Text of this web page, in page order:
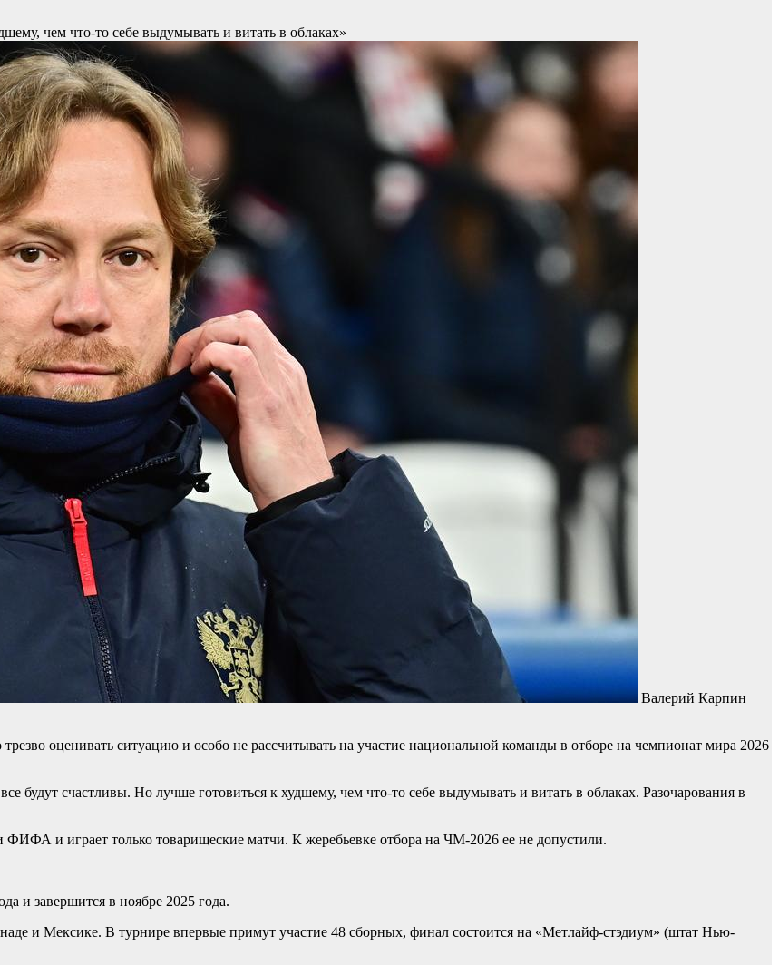
чем что‑то себе выдумывать и витать в облаках»
Валерий Карпин
оценивать ситуацию и особо не рассчитывать на участие национальной команды в отборе на чемпионат мира 2026
будут счастливы. Но лучше готовиться к худшему, чем что‑то себе выдумывать и витать в облаках. Разочарования в
и играет только товарищеские матчи. К жеребьевке отбора на ЧМ-2026 ее не допустили.
и завершится в ноябре 2025 года.
и Мексике. В турнире впервые примут участие 48 сборных, финал состоится на «Метлайф-стэдиум» (штат Нью-